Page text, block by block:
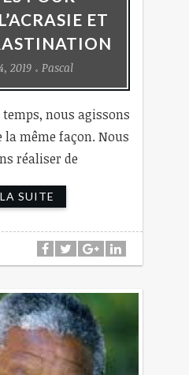
ET
2019 Pascal
nous agissons
la même façon. Nous
réaliser de
SUITE